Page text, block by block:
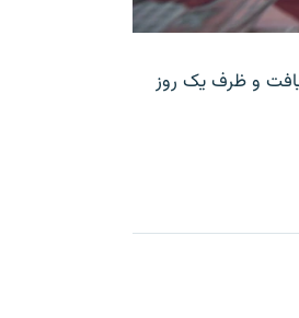
یافت و ظرف یک روز